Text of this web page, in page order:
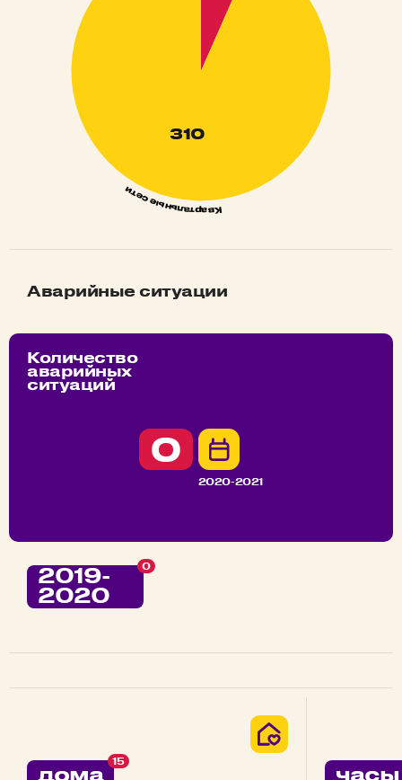
Аварийные ситуации
Количество
аварийных
ситуаций
0
2020-2021
2019-
2020
0
дома 15 часы